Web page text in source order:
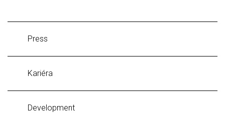
Press
Kariéra
Development